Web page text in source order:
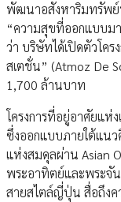
พัฒนาอสังหาริมทรัพย์
“ความสุขที่ออกแบบม
ว่า บริษัทได้เปิดตัวโค
สเตชั่น” (Atmoz De
1,700 ล้านบาท
โครงการที่อยู่อาศัยแห่
ซึ่งออกแบบภายใต้แน
แห่งสมดุลผ่าน Asian
พระอาทิตย์และพระจั
สายสไตล์ญี่ปุ่น สื่อถึงค